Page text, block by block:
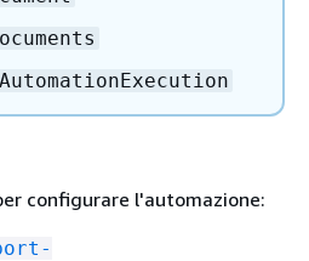
configurare l'automazione: